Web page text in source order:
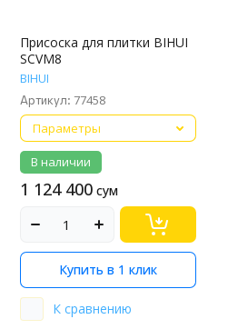
Присоска для плитки BIHUI
SCVM8
BIHUI
Артикул: 77458
Параметры
В наличии
1 124 400 сум
Купить в 1 клик
К сравнению
ChatApp
online